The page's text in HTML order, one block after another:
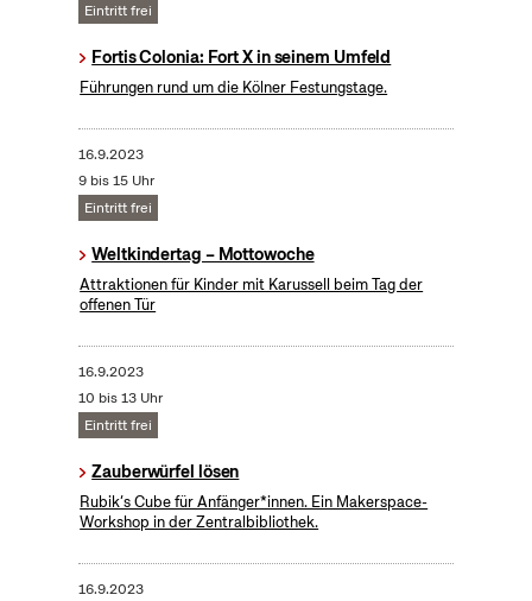
Eintritt frei
Fortis Colonia: Fort X in seinem Umfeld
Führungen rund um die Kölner Festungstage.
16.9.2023
9 bis 15 Uhr
Eintritt frei
Weltkindertag – Mottowoche
Attraktionen für Kinder mit Karussell beim Tag der
offenen Tür
16.9.2023
10 bis 13 Uhr
Eintritt frei
Zauberwürfel lösen
Rubik’s Cube für Anfänger*innen. Ein Makerspace-
Workshop in der Zentralbibliothek.
16.9.2023